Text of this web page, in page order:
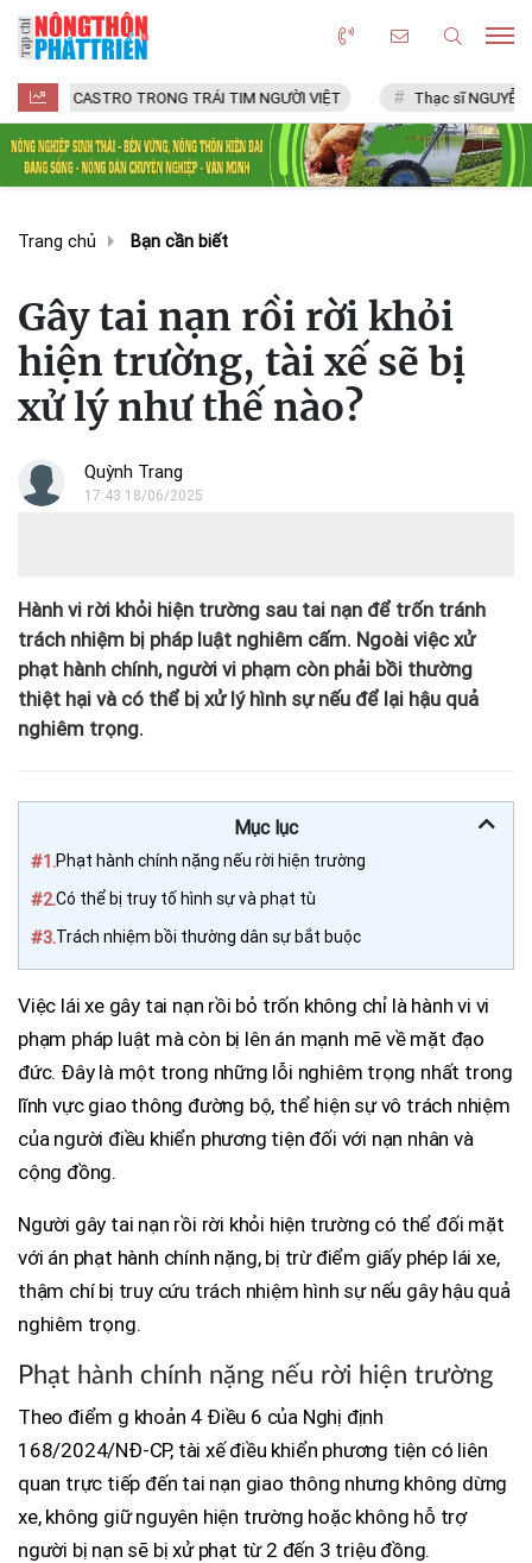
TRONG TRÁI TIM NGƯỜI VIỆT Thạc sĩ NGUYỄN VĂN CHÍ
Trang chủ Bạn cần biết
Gây tai nạn rồi rời khỏi
hiện trường, tài xế sẽ bị
xử lý như thế nào?
Quỳnh Trang
17:43 18/06/2025
Hành vi rời khỏi hiện trường sau tai nạn để trốn tránh
trách nhiệm bị pháp luật nghiêm cấm. Ngoài việc xử
phạt hành chính, người vi phạm còn phải bồi thường
thiệt hại và có thể bị xử lý hình sự nếu để lại hậu quả
nghiêm trọng.
Mục lục
#1.Phạt hành chính nặng nếu rời hiện trường
#2.Có thể bị truy tố hình sự và phạt tù
#3.Trách nhiệm bồi thường dân sự bắt buộc
Việc lái xe gây tai nạn rồi bỏ trốn không chỉ là hành vi vi
phạm pháp luật mà còn bị lên án mạnh mẽ về mặt đạo
đức. Đây là một trong những lỗi nghiêm trọng nhất trong
lĩnh vực giao thông đường bộ, thể hiện sự vô trách nhiệm
của người điều khiển phương tiện đối với nạn nhân và
cộng đồng.
Người gây tai nạn rồi rời khỏi hiện trường có thể đối mặt
với án phạt hành chính nặng, bị trừ điểm giấy phép lái xe,
thậm chí bị truy cứu trách nhiệm hình sự nếu gây hậu quả
nghiêm trọng.
Phạt hành chính nặng nếu rời hiện trường
Theo điểm g khoản 4 Điều 6 của Nghị định
168/2024/NĐ-CP, tài xế điều khiển phương tiện có liên
quan trực tiếp đến tai nạn giao thông nhưng không dừng
xe, không giữ nguyên hiện trường hoặc không hỗ trợ
người bị nạn sẽ bị xử phạt từ 2 đến 3 triệu đồng.